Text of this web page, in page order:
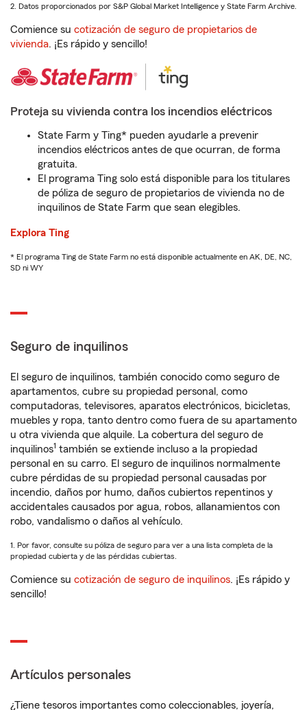
2. Datos proporcionados por S&P Global Market Intelligence y State Farm Archive.
Comience su cotización de seguro de propietarios de
vivienda. ¡Es rápido y sencillo!
Proteja su vivienda contra los incendios eléctricos
State Farm y Ting* pueden ayudarle a prevenir
incendios eléctricos antes de que ocurran, de forma
gratuita.
El programa Ting solo está disponible para los titulares
de póliza de seguro de propietarios de vivienda no de
inquilinos de State Farm que sean elegibles.
Explora Ting
* El programa Ting de State Farm no está disponible actualmente en AK, DE, NC,
SD ni WY
Seguro de inquilinos
El seguro de inquilinos, también conocido como seguro de
apartamentos, cubre su propiedad personal, como
computadoras, televisores, aparatos electrónicos, bicicletas,
muebles y ropa, tanto dentro como fuera de su apartamento
u otra vivienda que alquile. La cobertura del seguro de
inquilinos1 también se extiende incluso a la propiedad
personal en su carro. El seguro de inquilinos normalmente
cubre pérdidas de su propiedad personal causadas por
incendio, daños por humo, daños cubiertos repentinos y
accidentales causados por agua, robos, allanamientos con
robo, vandalismo o daños al vehículo.
1. Por favor, consulte su póliza de seguro para ver a una lista completa de la
propiedad cubierta y de las pérdidas cubiertas.
Comience su cotización de seguro de inquilinos. ¡Es rápido y
sencillo!
Artículos personales
¿Tiene tesoros importantes como coleccionables, joyería,